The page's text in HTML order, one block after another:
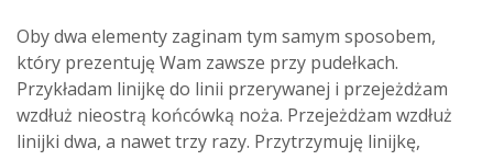
Oby dwa elementy zaginam tym samym sposobem,
który prezentuję Wam zawsze przy pudełkach.
Przykładam linijkę do linii przerywanej i przejeżdżam
wzdłuż nieostrą końcówką noża. Przejeżdżam wzdłuż
linijki dwa, a nawet trzy razy. Przytrzymuję linijkę,